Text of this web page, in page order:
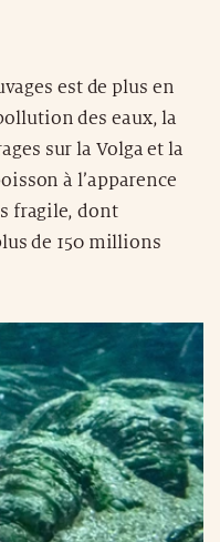
est de plus en
des eaux, la
sur la Volga et la
à l’apparence
fragile, dont
de 150 millions